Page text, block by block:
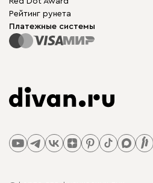
Рейтинг рунета
Платежные системы